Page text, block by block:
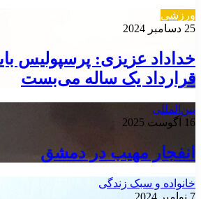
ورزشی
25 دسامبر 2024
خداداد عزیزی: پرسپولیس
قرارداد یک ساله می‌بست
بین‌المللی
16 آگوست 2025
انفجار مهیب در دمشق
خانواده و سبک زندگی
7 نوامبر 2024